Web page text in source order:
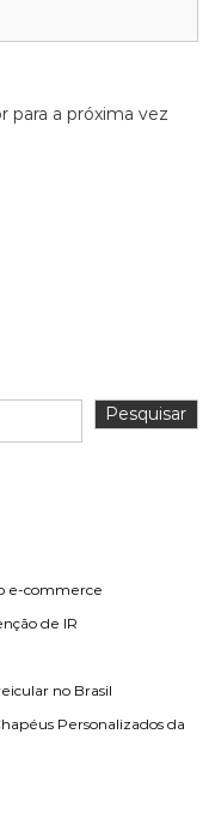
para a próxima vez
Pesquisar
e-commerce
de IR
no Brasil
Personalizados da